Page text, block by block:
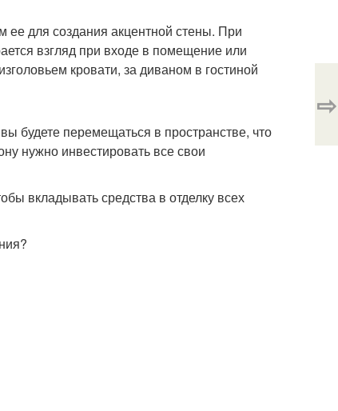
ее для создания акцентной стены. При
взгляд при входе в помещение или
кровати, за диваном в гостиной
будете перемещаться в пространстве, что
нужно инвестировать все свои
вкладывать средства в отделку всех
⇨